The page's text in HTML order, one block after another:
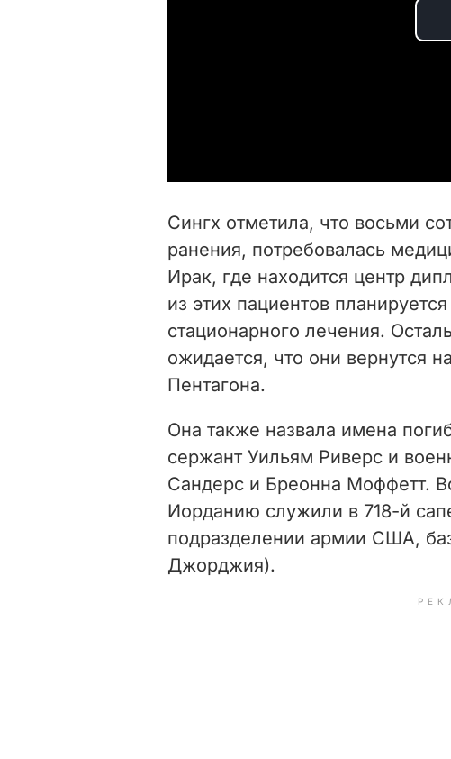
Сингх отметила, что восьми
ранения, потребовалась
Ирак, где находится центр
из этих пациентов
стационарного лечения.
ожидается, что они вернутся
Пентагона.
Она также назвала имена
сержант Уильям Риверс и
Сандерс и Бреонна Моффетт.
Иорданию служили в 718-й
подразделении армии США,
Джорджия).